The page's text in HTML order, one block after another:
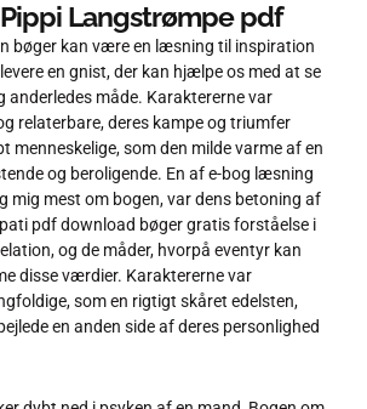
Langstrømpe pdf
bøger kan være en læsning til inspiration
en gnist, der kan hjælpe os med at se
anderledes måde. Karaktererne var
relaterbare, deres kampe og triumfer
menneskelige, som den milde varme af en
og beroligende. En af e-bog læsning
mig mest om bogen, var dens betoning af
pdf download bøger gratis forståelse i
og de måder, hvorpå eventyr kan
disse værdier. Karaktererne var
som en rigtigt skåret edelsten,
en anden side af deres personlighed